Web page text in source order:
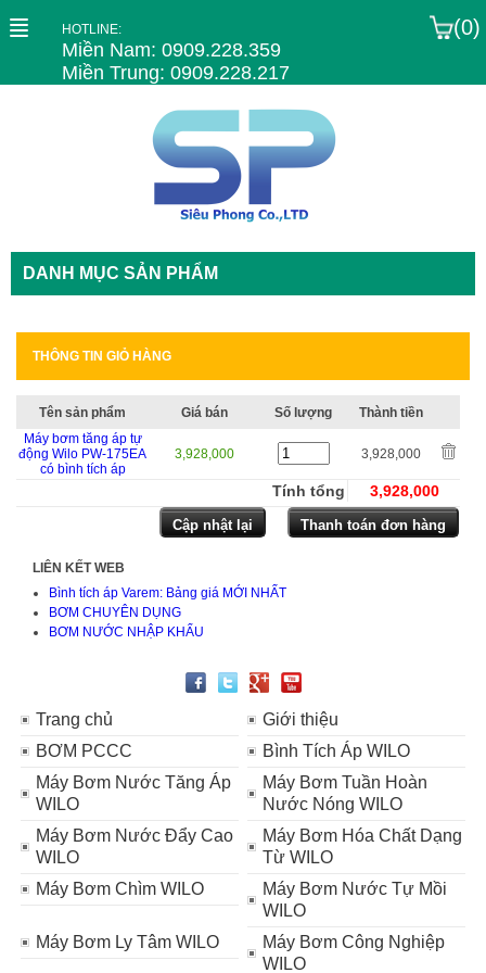
HOTLINE:
Miền Nam: 0909.228.359
Miền Trung: 0909.228.217
(0)
DANH MỤC SẢN PHẨM
THÔNG TIN GIỎ HÀNG
Tên sản phẩm Giá bán Số lượng
Thành tiền
Máy bơm tăng áp tự
động Wilo PW-175EA
có bình tích áp
3,928,000 3,928,000
Tính tổng 3,928,000
LIÊN KẾT WEB
Bình tích áp Varem: Bảng giá MỚI NHẤT
BƠM CHUYÊN DỤNG
BƠM NƯỚC NHẬP KHẨU
Trang chủ
Giới thiệu
BƠM PCCC
Bình Tích Áp WILO
Máy Bơm Nước Tăng Áp
WILO
Máy Bơm Tuần Hoàn
Nước Nóng WILO
Máy Bơm Nước Đẩy Cao
WILO
Máy Bơm Hóa Chất Dạng
Từ WILO
Máy Bơm Chìm WILO
Máy Bơm Nước Tự Mồi
WILO
Máy Bơm Ly Tâm WILO
Máy Bơm Công Nghiệp
WILO